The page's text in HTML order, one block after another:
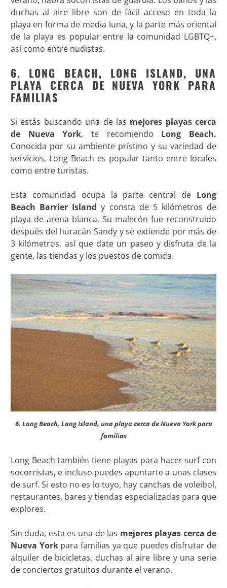
duchas al aire libre son de fácil acceso en toda la
playa en forma de media luna, y la parte más oriental
de la playa es popular entre la comunidad LGBTQ+,
así como entre nudistas.
6. LONG BEACH, LONG ISLAND, UNA
PLAYA CERCA DE NUEVA YORK PARA
FAMILIAS
Si estás buscando una de las mejores playas cerca
de Nueva York, te recomiendo Long Beach.
Conocida por su ambiente prístino y su variedad de
servicios, Long Beach es popular tanto entre locales
como entre turistas.
Esta comunidad ocupa la parte central de Long
Beach Barrier Islandy consta de 5 kilómetros de
playa de arena blanca. Su malecón fue reconstruido
después del huracán Sandy y se extiende por más de
3 kilómetros, así que date un paseo y disfruta de la
gente, las tiendas y los puestos de comida.
6. Long Beach, Long Island, una playa cerca de Nueva York para
familias
Long Beach también tiene playas para hacer surf con
socorristas, e incluso puedes apuntarte a unas clases
de surf. Si esto no es lo tuyo, hay canchas de voleibol,
restaurantes, bares y tiendas especializadas para que
explores.
Sin duda, esta es una de las mejores playas cerca de
Nueva York para familias ya que puedes disfrutar de
alquiler de bicicletas, duchas al aire libre y una serie
de conciertos gratuitos durante el verano.